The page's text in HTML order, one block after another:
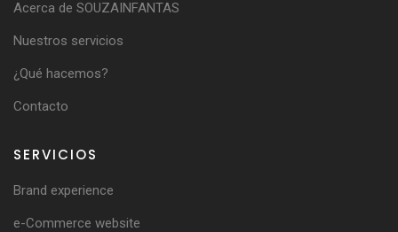
Acerca de SOUZAINFANTAS
Nuestros servicios
¿Qué hacemos?
Contacto
SERVICIOS
Brand experience
e-Commerce website